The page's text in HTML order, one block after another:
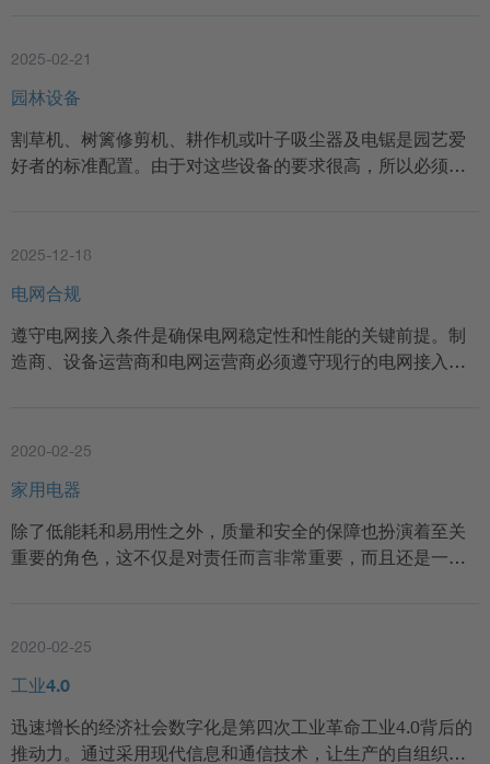
2025-02-21
园林设备
割草机、树篱修剪机、耕作机或叶子吸尘器及电锯是园艺爱
好者的标准配置。由于对这些设备的要求很高，所以必须…
2025-12-18
电网合规
遵守电网接入条件是确保电网稳定性和性能的关键前提。制
造商、设备运营商和电网运营商必须遵守现行的电网接入…
2020-02-25
家用电器
除了低能耗和易用性之外，质量和安全的保障也扮演着至关
重要的角色，这不仅是对责任而言非常重要，而且还是一…
2020-02-25
工业4.0
迅速增长的经济社会数字化是第四次工业革命工业4.0背后的
推动力。通过采用现代信息和通信技术，让生产的自组织…